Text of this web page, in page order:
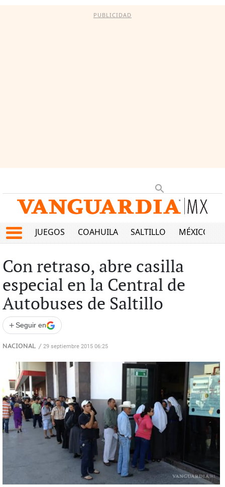
PUBLICIDAD
JUEGOS COAHUILA SALTILLO MÉXICO
Con retraso, abre casilla
especial en la Central de
Autobuses de Saltillo
+ Seguir en
NACIONAL / 29 septiembre 2015 06:25